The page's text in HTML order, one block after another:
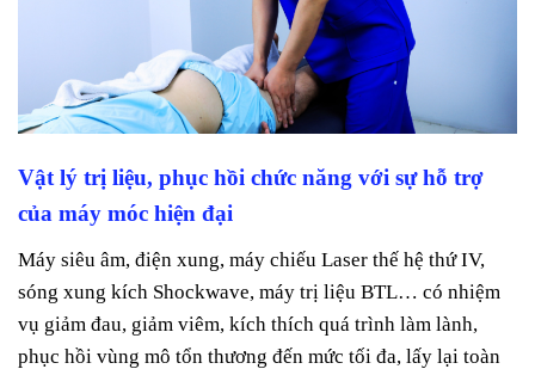
Vật lý trị liệu, phục hồi chức năng với sự hỗ trợ
của máy móc hiện đại
Máy siêu âm, điện xung, máy chiếu Laser thế hệ thứ IV,
sóng xung kích Shockwave, máy trị liệu BTL… có nhiệm
vụ giảm đau, giảm viêm, kích thích quá trình làm lành,
phục hồi vùng mô tổn thương đến mức tối đa, lấy lại toàn